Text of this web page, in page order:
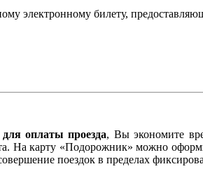
электронному билету,
оплаты проезда, Вы экономите
На карту «Подорожник» можно
поездок в пределах